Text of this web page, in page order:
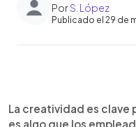
PorS. López
Publicado el 29 de
► Escuchar
La creatividad es clave
es algo que los